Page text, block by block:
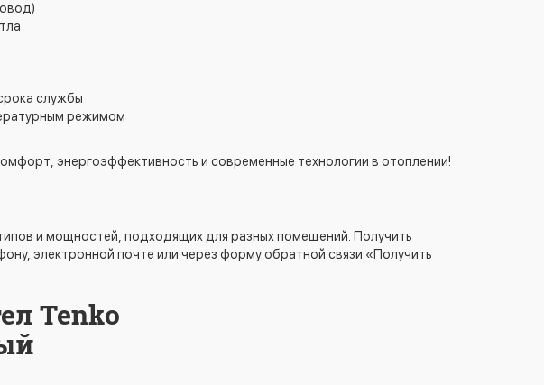
службы
режимом
энергоэффективность и современные технологии в отоплении!
и мощностей, подходящих для разных помещений. Получить
электронной почте или через форму обратной связи «Получить
Tenko